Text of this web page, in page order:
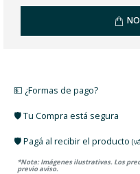
💵 ¿Formas de pago?
🛡️ Tu Compra está segura
🛡️ Pagá al recibir el producto
*Nota: Imágenes ilustrativas. Los
previo aviso.